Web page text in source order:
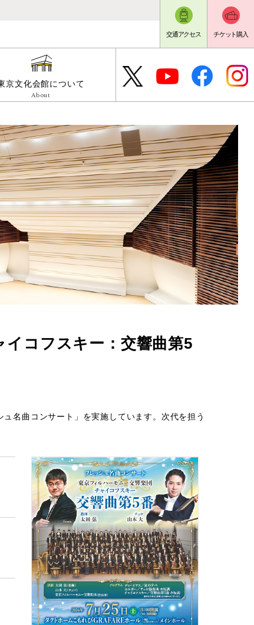
チケット購入
交通アクセス
京文化会館について
About
コフスキー：交響曲第5
名曲コンサート」を実施しています。次代を担う